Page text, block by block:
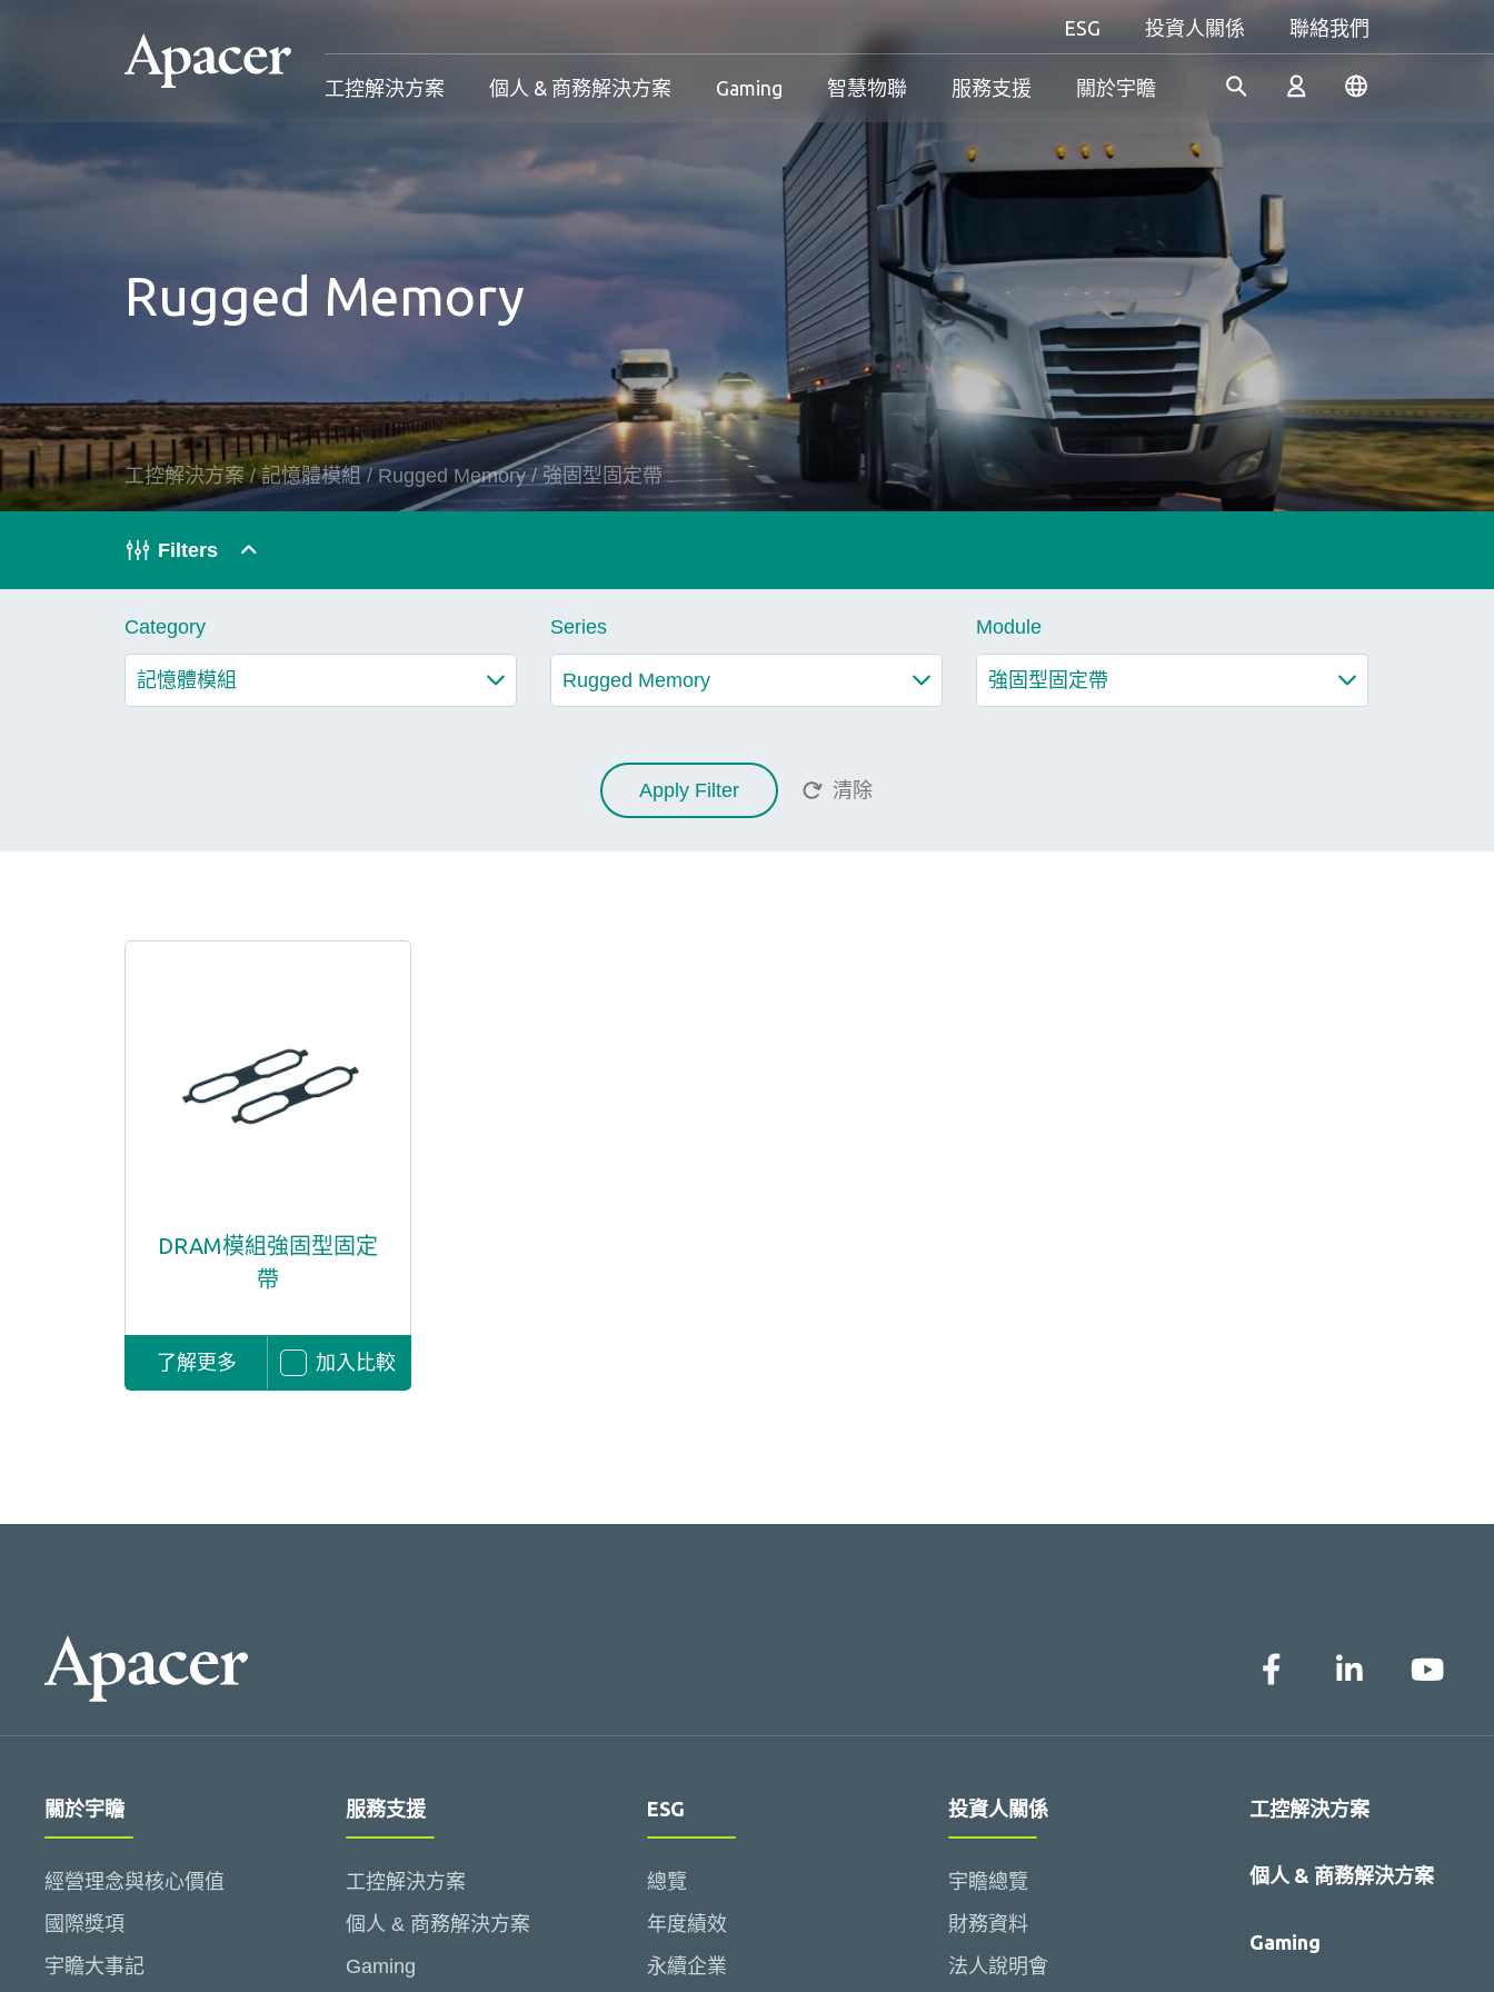
ESG 投資人關係 聯絡我們
工控解決方案
工控解決方案
固態硬碟
產業應用
成功案例
技術
工控解決方案總覽
工控解決方案總覽
憑藉多年的研發經驗，宇瞻持
續開發創新的工業應用SSD和
DRAM解決方案，滿足工業應
用多元需求。
了解更多
個人 & 商務解決方案
個人 & 商務解決方案
個人解決方案 產品
部落格
個人 & 商務解決方案總覽
個人 & 商務解決方案總覽
我們致力於研發可信賴的創新
產品和服務，為消費者提供高
效能、高穩定性和高價值的記
憶體模組和儲存裝置。我們的
產品可讓消費者輕鬆地在日常
生活中紀錄、儲存和分享數位
資料。
Gaming
Gaming
Gaming 產品
Gaming 總覽
Gaming 總覽
無論是追求極致效能，還是講
究個人風格，宇瞻都能滿足你
對遊戲的所有期待，讓你盡情
釋放玩家本色！
了解更多
智慧物聯 服務支援
服務支援
工控解決方案
個人 & 商務解決方案
售後服務
工控解決方案
下載中心
保固政策
產品變更和停產政策
關於宇瞻
登入
Rugged Memory
工控解決方案/記憶體模組/ Rugged Memory/強固型固定帶
Filters
Category Series Module
Apply Filter 清除
DRAM模組強固型固定
帶
了解更多 加入比較
關於宇瞻
經營理念與核心價值
國際獎項
宇瞻大事記
服務支援
工控解決方案
個人 & 商務解決方案
Gaming
ESG
總覽
年度績效
永續企業
投資人關係
宇瞻總覽
財務資料
法人說明會
工控解決方案
個人 & 商務解決方案
Gaming